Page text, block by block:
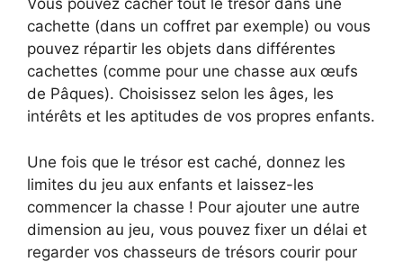
Vous pouvez cacher tout le trésor dans une
cachette (dans un coffret par exemple) ou vous
pouvez répartir les objets dans différentes
cachettes (comme pour une chasse aux œufs
de Pâques). Choisissez selon les âges, les
intérêts et les aptitudes de vos propres enfants.
Une fois que le trésor est caché, donnez les
limites du jeu aux enfants et laissez-les
commencer la chasse ! Pour ajouter une autre
dimension au jeu, vous pouvez fixer un délai et
regarder vos chasseurs de trésors courir pour